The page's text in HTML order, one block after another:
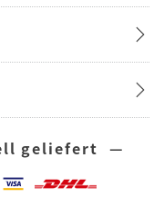
geliefert —